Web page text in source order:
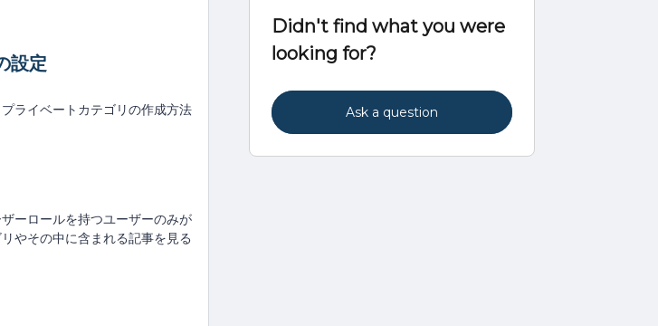
設定
ライベートカテゴリの作成方法
ーロールを持つユーザーのみが
やその中に含まれる記事を見る
Didn't find what you were
looking for?
Ask a question